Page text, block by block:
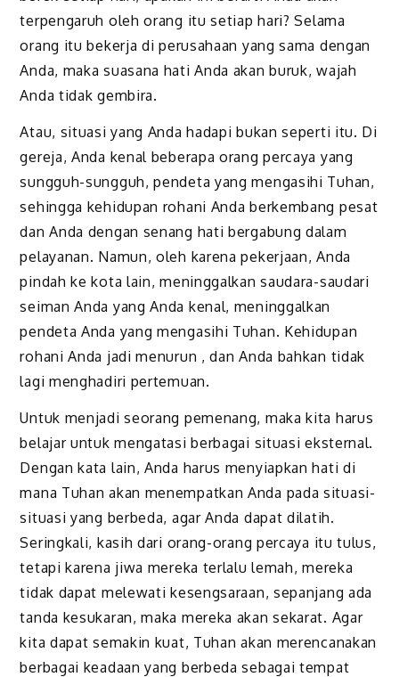
terpengaruh oleh orang itu setiap hari? Selama
orang itu bekerja di perusahaan yang sama dengan
Anda, maka suasana hati Anda akan buruk, wajah
Anda tidak gembira.
Atau, situasi yang Anda hadapi bukan seperti itu. Di
gereja, Anda kenal beberapa orang percaya yang
sungguh-sungguh, pendeta yang mengasihi Tuhan,
sehingga kehidupan rohani Anda berkembang pesat
dan Anda dengan senang hati bergabung dalam
pelayanan. Namun, oleh karena pekerjaan, Anda
pindah ke kota lain, meninggalkan saudara-saudari
seiman Anda yang Anda kenal, meninggalkan
pendeta Anda yang mengasihi Tuhan. Kehidupan
rohani Anda jadi menurun , dan Anda bahkan tidak
lagi menghadiri pertemuan.
Untuk menjadi seorang pemenang, maka kita harus
belajar untuk mengatasi berbagai situasi eksternal.
Dengan kata lain, Anda harus menyiapkan hati di
mana Tuhan akan menempatkan Anda pada situasi-
situasi yang berbeda, agar Anda dapat dilatih.
Seringkali, kasih dari orang-orang percaya itu tulus,
tetapi karena jiwa mereka terlalu lemah, mereka
tidak dapat melewati kesengsaraan, sepanjang ada
tanda kesukaran, maka mereka akan sekarat. Agar
kita dapat semakin kuat, Tuhan akan merencanakan
berbagai keadaan yang berbeda sebagai tempat